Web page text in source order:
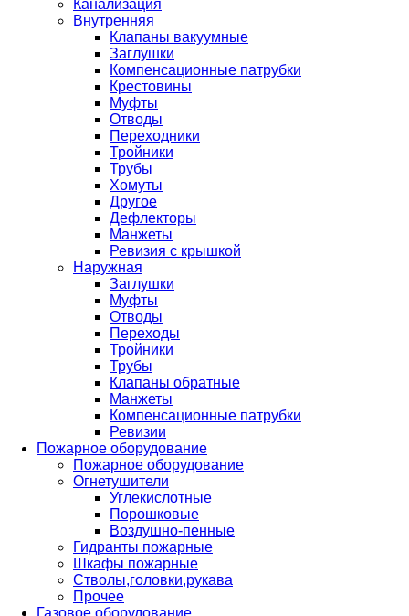
Канализация
Внутренняя
Клапаны вакуумные
Заглушки
Компенсационные патрубки
Крестовины
Муфты
Отводы
Переходники
Тройники
Трубы
Хомуты
Другое
Дефлекторы
Манжеты
Ревизия с крышкой
Наружная
Заглушки
Муфты
Отводы
Переходы
Тройники
Трубы
Клапаны обратные
Манжеты
Компенсационные патрубки
Ревизии
Пожарное оборудование
Пожарное оборудование
Огнетушители
Углекислотные
Порошковые
Воздушно-пенные
Гидранты пожарные
Шкафы пожарные
Стволы,головки,рукава
Прочее